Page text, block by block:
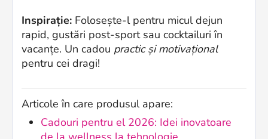
Inspirație: Folosește-l pentru micul dejun
rapid, gustări post-sport sau cocktailuri în
vacanțe. Un cadou practic și motivațional
pentru cei dragi!
Articole în care produsul apare:
Cadouri pentru el 2026: Idei inovatoare